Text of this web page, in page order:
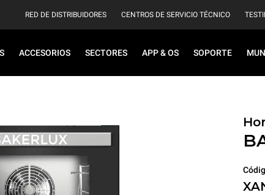
RED DE DISTRIBUIDORES CENTROS DE SERVICIO TÉCNICO
ACCESORIOS SECTORES APP & OS SOPORTE